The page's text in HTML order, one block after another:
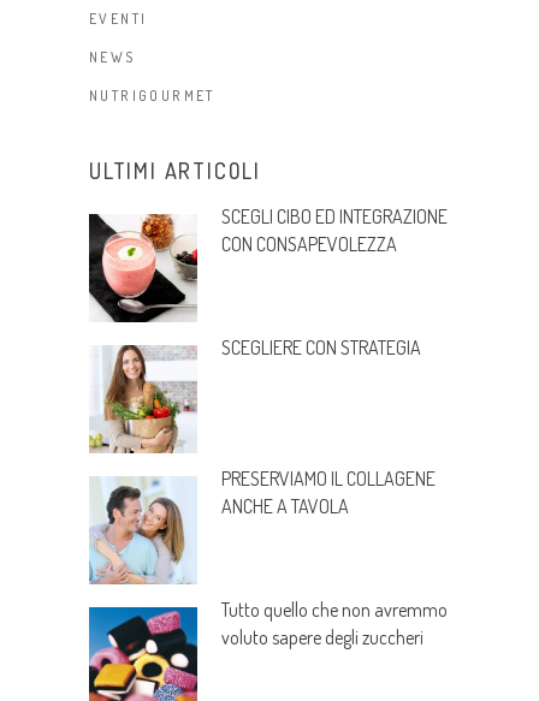
EVENTI
NEWS
NUTRIGOURMET
ULTIMI ARTICOLI
SCEGLI CIBO ED INTEGRAZIONE
CON CONSAPEVOLEZZA
SCEGLIERE CON STRATEGIA
PRESERVIAMO IL COLLAGENE
ANCHE A TAVOLA
Tutto quello che non avremmo
voluto sapere degli zuccheri